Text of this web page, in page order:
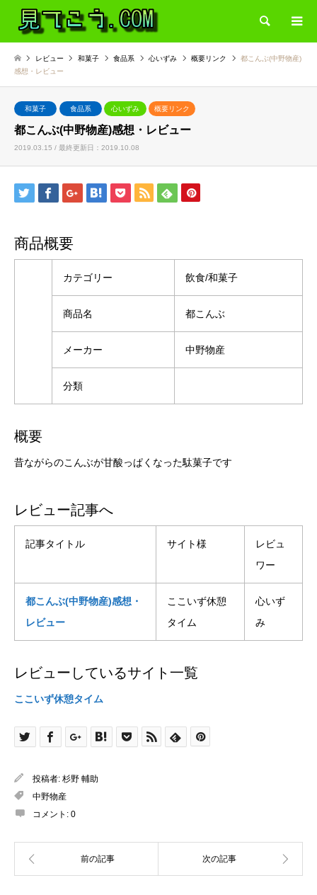
検索
レビュー 和菓子 食品系 心いずみ 概要リンク
都こんぶ(中野物産)
感想・レビュー
和菓子 食品系 心いずみ 概要リンク
都こんぶ(中野物産)感想・レビュー
2019.03.15 / 最終更新日：2019.10.08
商品概要
カテゴリー 飲食/和菓子
商品名 都こんぶ
メーカー 中野物産
分類
概要
昔ながらのこんぶが甘酸っぱくなった駄菓子です
レビュー記事へ
記事タイトル サイト様
レビュ
ワー
都こんぶ(中野物産)感想・
レビュー
ここいず休憩
タイム
心いず
み
レビューしているサイト一覧
ここいず休憩タイム
投稿者: 杉野 輔助
中野物産
コメント: 0